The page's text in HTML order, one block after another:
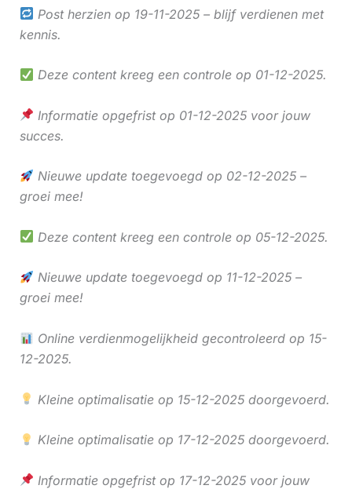
Post herzien op 19-11-2025 – blijf verdienen met
kennis.
Deze content kreeg een controle op 01-12-2025.
Informatie opgefrist op 01-12-2025 voor jouw
succes.
Nieuwe update toegevoegd op 02-12-2025 –
groei mee!
Deze content kreeg een controle op 05-12-2025.
Nieuwe update toegevoegd op 11-12-2025 –
groei mee!
Online verdienmogelijkheid gecontroleerd op 15-
12-2025.
Kleine optimalisatie op 15-12-2025 doorgevoerd.
Kleine optimalisatie op 17-12-2025 doorgevoerd.
Informatie opgefrist op 17-12-2025 voor jouw